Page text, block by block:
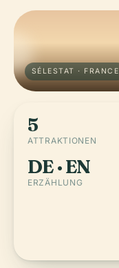
SÉLESTAT · FRANCE
5
ATTRAKTIONEN
DE · EN
ERZÄHLUNG